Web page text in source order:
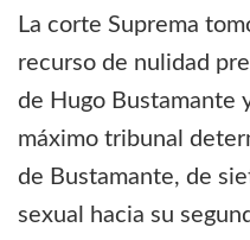
La corte Suprema
recurso de nulidad
de Hugo Bustamante
máximo tribunal
de Bustamante, de
sexual hacia su